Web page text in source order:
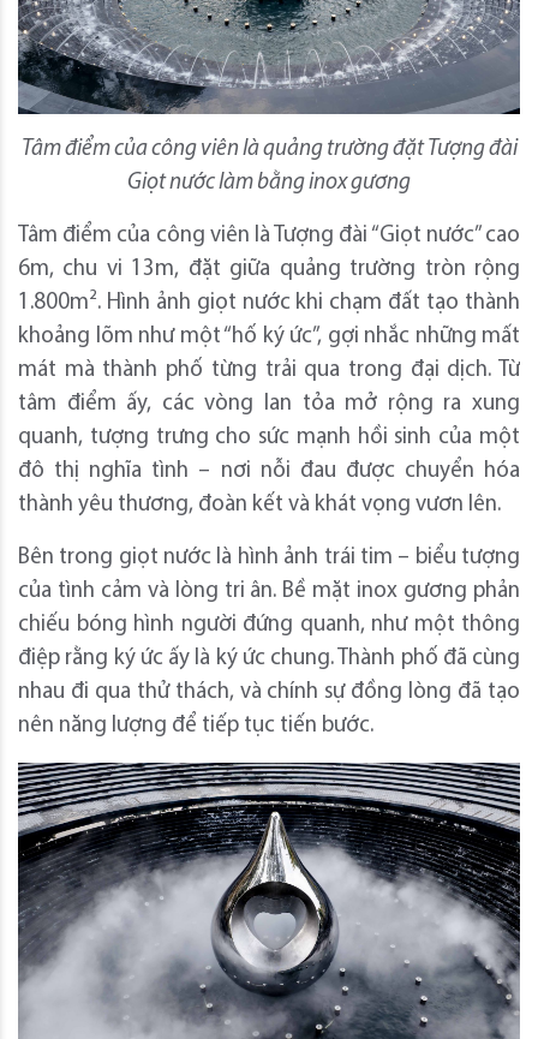
Tâm điểm của công viên là quảng trường đặt Tượng đài
Giọt nước làm bằng inox gương
Tâm điểm của công viên là Tượng đài “Giọt nước” cao
6m, chu vi 13m, đặt giữa quảng trường tròn rộng
1.800m². Hình ảnh giọt nước khi chạm đất tạo thành
khoảng lõm như một “hố ký ức”, gợi nhắc những mất
mát mà thành phố từng trải qua trong đại dịch. Từ
tâm điểm ấy, các vòng lan tỏa mở rộng ra xung
quanh, tượng trưng cho sức mạnh hồi sinh của một
đô thị nghĩa tình – nơi nỗi đau được chuyển hóa
thành yêu thương, đoàn kết và khát vọng vươn lên.
Bên trong giọt nước là hình ảnh trái tim – biểu tượng
của tình cảm và lòng tri ân. Bề mặt inox gương phản
chiếu bóng hình người đứng quanh, như một thông
điệp rằng ký ức ấy là ký ức chung. Thành phố đã cùng
nhau đi qua thử thách, và chính sự đồng lòng đã tạo
nên năng lượng để tiếp tục tiến bước.